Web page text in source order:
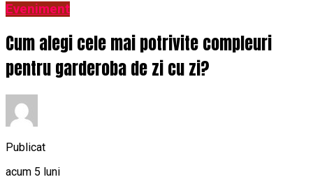
Eveniment
Cum alegi cele mai potrivite compleuri
pentru garderoba de zi cu zi?
Publicat
acum 5 luni